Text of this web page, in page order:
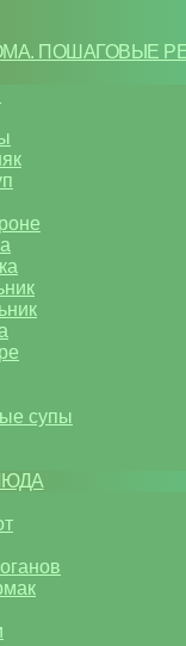
ПОШАГОВЫЕ
супы